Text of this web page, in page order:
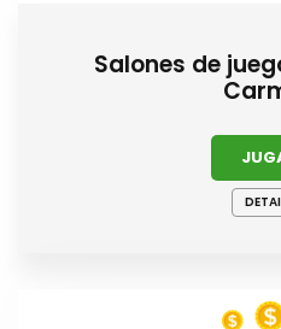
Salones de